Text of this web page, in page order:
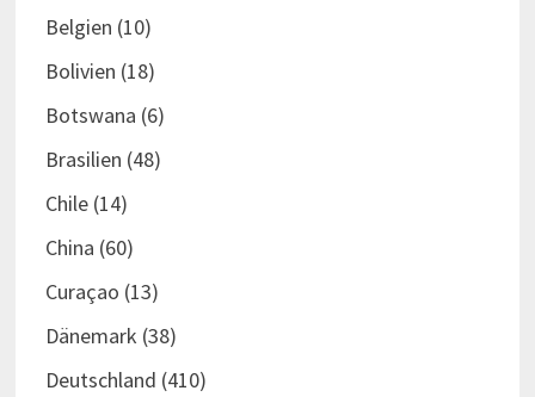
Belgien (10)
Bolivien (18)
Botswana (6)
Brasilien (48)
Chile(14)
China (60)
Curaçao (13)
Dänemark (38)
Deutschland (410)